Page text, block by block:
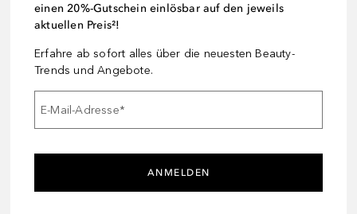
einen 20%-Gutschein einlösbar auf den jeweils
aktuellen Preis²!
Erfahre ab sofort alles über die neuesten Beauty-
Trends und Angebote.
E-Mail-Adresse*
ANMELDEN